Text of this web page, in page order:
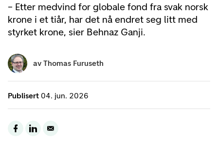
– Etter medvind for globale fond fra svak norsk
krone i et tiår, har det nå endret seg litt med
styrket krone, sier Behnaz Ganji.
Publisert 04. jun. 2026
av Thomas Furuseth